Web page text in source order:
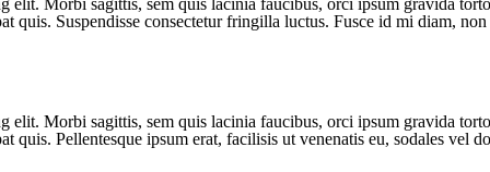
elit. Morbi sagittis, sem quis lacinia faucibus, orci ipsum gravida
quis. Suspendisse consectetur fringilla luctus. Fusce id mi diam,
elit. Morbi sagittis, sem quis lacinia faucibus, orci ipsum gravida
quis. Pellentesque ipsum erat, facilisis ut venenatis eu, sodales vel